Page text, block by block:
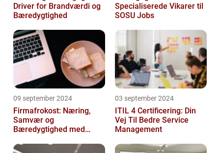
Driver for Brandværdi og
Bæredygtighed
Specialiserede Vikarer til
SOSU Jobs
09 september 2024
Firmafrokost: Næring,
Samvær og
Bæredygtighed med
03 september 2024
ITIL 4 Certificering: Din
Vej Til Bedre Service
Management